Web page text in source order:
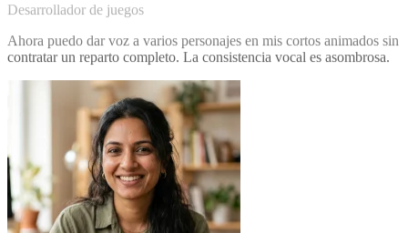
Ahora puedo dar voz a varios personajes en mis cortos animados sin
contratar un reparto completo. La consistencia vocal es asombrosa.